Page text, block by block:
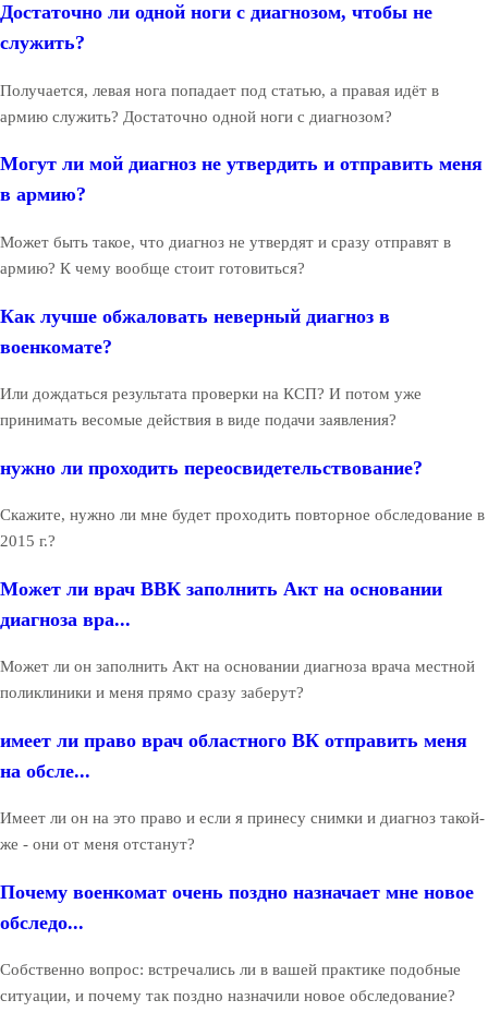
Достаточно ли одной ноги с диагнозом, чтобы не
служить?
Получается, левая нога попадает под статью, а правая идёт в
армию служить? Достаточно одной ноги с диагнозом?
Могут ли мой диагноз не утвердить и отправить меня
в армию?
Может быть такое, что диагноз не утвердят и сразу отправят в
армию? К чему вообще стоит готовиться?
Как лучше обжаловать неверный диагноз в
военкомате?
Или дождаться результата проверки на КСП? И потом уже
принимать весомые действия в виде подачи заявления?
нужно ли проходить переосвидетельствование?
Скажите, нужно ли мне будет проходить повторное обследование в
2015 г.?
Может ли врач ВВК заполнить Акт на основании
диагноза вра...
Может ли он заполнить Акт на основании диагноза врача местной
поликлиники и меня прямо сразу заберут?
имеет ли право врач областного ВК отправить меня
на обсле...
Имеет ли он на это право и если я принесу снимки и диагноз такой-
же - они от меня отстанут?
Почему военкомат очень поздно назначает мне новое
обследо...
Собственно вопрос: встречались ли в вашей практике подобные
ситуации, и почему так поздно назначили новое обследование?